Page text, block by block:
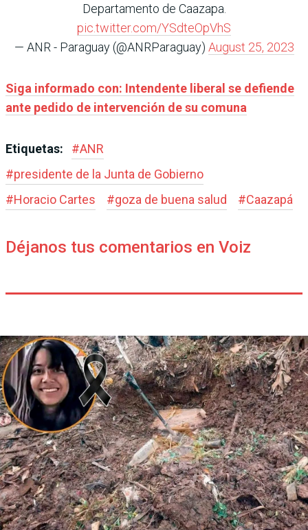
Departamento de Caazapa.
pic.twitter.com/YSdteOpVhS
— ANR - Paraguay (@ANRParaguay) August 25, 2023
Siga informado con: Intendente liberal se defiende
ante pedido de intervención de su comuna
Etiquetas: #ANR
#presidente de la Junta de Gobierno
#Horacio Cartes #goza de buena salud #Caazapá
Déjanos tus comentarios en Voiz